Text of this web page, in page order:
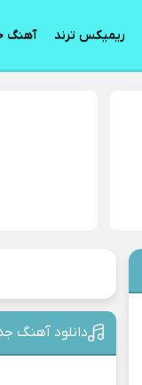
ریمیکس ترند آهنگ
دانلود آهنگ